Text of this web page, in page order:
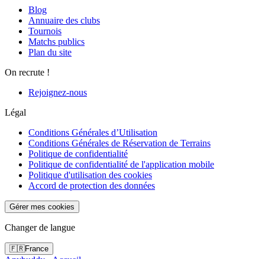
Blog
Annuaire des clubs
Tournois
Matchs publics
Plan du site
On recrute !
Rejoignez-nous
Légal
Conditions Générales d’Utilisation
Conditions Générales de Réservation de Terrains
Politique de confidentialité
Politique de confidentialité de l'application mobile
Politique d'utilisation des cookies
Accord de protection des données
Gérer mes cookies
Changer de langue
🇫🇷France